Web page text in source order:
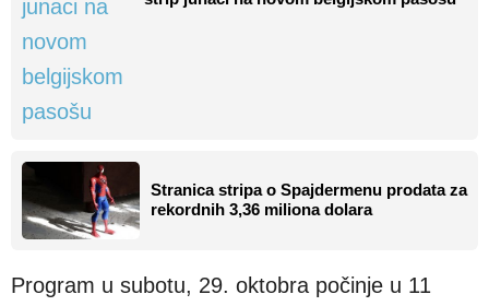
Stranica stripa o Spajdermenu prodata za
rekordnih 3,36 miliona dolara
Program u subotu, 29. oktobra počinje u 11